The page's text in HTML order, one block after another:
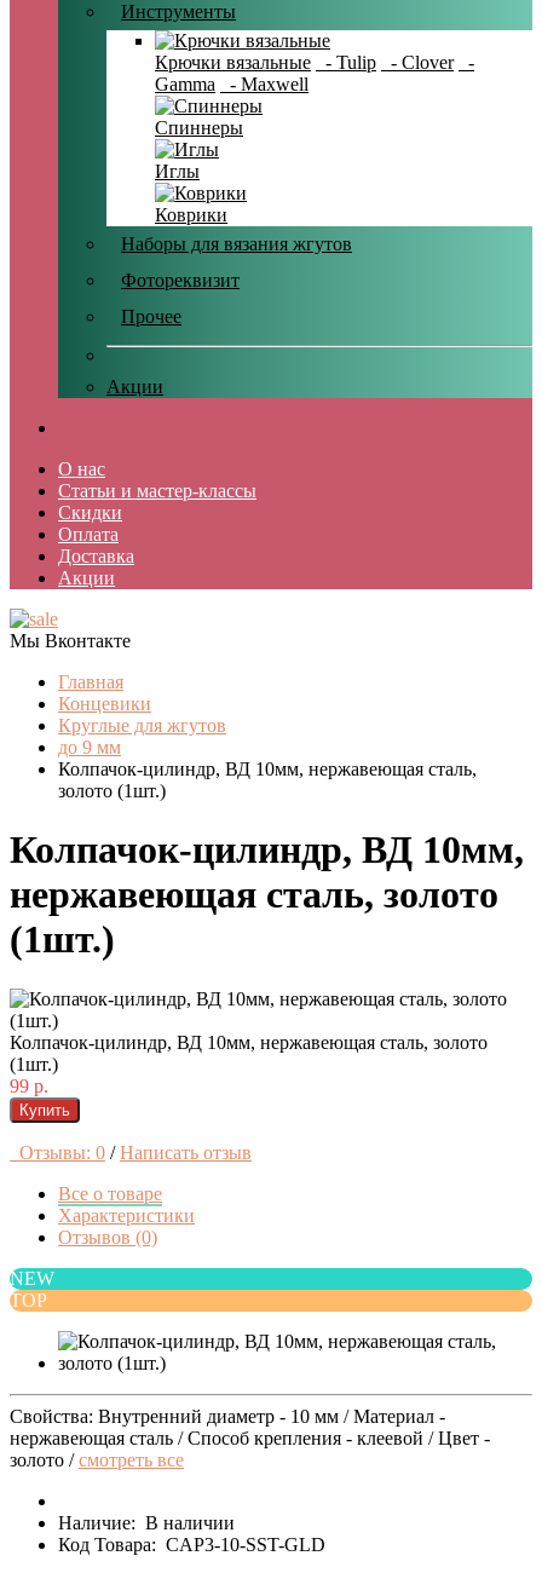
Инструменты
Крючки вязальные - Tulip - Clover
-
Gamma
- Maxwell
Спиннеры
Иглы
Коврики
Наборы для вязания жгутов
Фотореквизит
Прочее
Акции
О нас
Статьи и мастер-классы
Скидки
Оплата
Доставка
Акции
Мы Вконтакте
Главная
Концевики
Круглые для жгутов
до 9 мм
Колпачок-цилиндр, ВД 10мм, нержавеющая сталь,
золото (1шт.)
Колпачок-цилиндр, ВД 10мм,
нержавеющая сталь, золото
(1шт.)
Колпачок-цилиндр, ВД 10мм, нержавеющая сталь, золото
(1шт.)
99 р.
Купить
Отзывы: 0 / Написать отзыв
Все о товаре
Характеристики
Отзывов (0)
NEW
TOP
Свойства: Внутренний диаметр - 10 мм / Материал -
нержавеющая сталь / Способ крепления - клеевой / Цвет -
золото /смотреть все
Наличие: В наличии
Код Товара: CAP3-10-SST-GLD